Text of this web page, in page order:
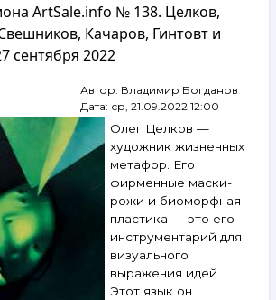
139.
сентября —
ArtSale.info № 138. Целков,
Качаров, Гинтовт и
сентября 2022
Автор: Владимир Богданов
Дата: ср, 21.09.2022 12:00
Олег Целков —
художник жизненных
метафор. Его
фирменные маски-
рожи и биоморфная
пластика — это его
инструментарий для
визуального
выражения идей.
Этот язык он